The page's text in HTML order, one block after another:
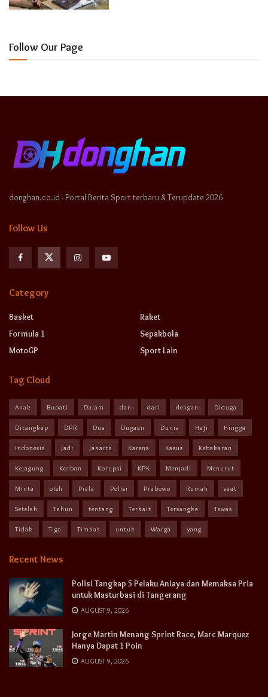
Follow Our Page
donghan.co.id - Portal Berita Sport terbaru & Terupdate 2026
Follow Us
Category
Basket
Formula 1
MotoGP
Raket
Sepakbola
Sport Lain
Tag Cloud
Anak Bupati Dalam dan dari dengan Diduga
Ditangkap DPR Dua Dugaan Dunia Haji Hingga
Indonesia Jadi Jakarta Karena Kasus Kebakaran
Kejagung Korban Korupsi KPK Menjadi Menurut
Minta oleh Piala Polisi Prabowo Rumah saat
Setelah Tahun tentang Terkait Tersangka Tewas
Tidak Tiga Timnas untuk Warga yang
Recent News
Polisi Tangkap 5 Pelaku Aniaya dan Memaksa Pria
untuk Masturbasi di Tangerang
AUGUST 9, 2026
Jorge Martin Menang Sprint Race, Marc Marquez
Hanya Dapat 1 Poin
AUGUST 9, 2026